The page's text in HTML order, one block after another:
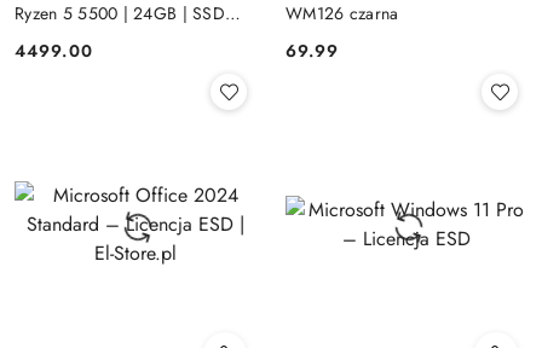
Ryzen 5 5500 | 24GB | SSD
Win 11 | Mysz+ klawiatura 3 lata
Cena:
4499.00
WM126 czarna
Cena:
69.99